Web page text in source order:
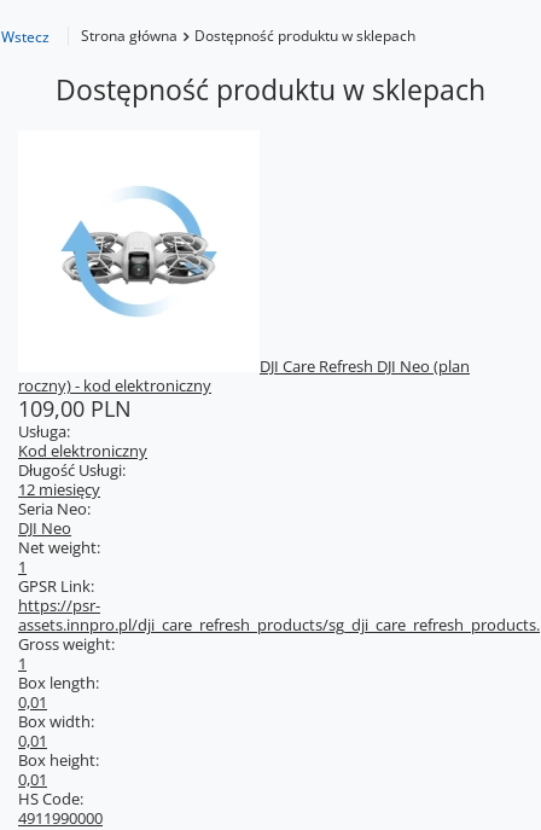
Wstecz Strona główna Dostępność produktu w sklepach
Dostępność produktu w sklepach
DJI Care Refresh DJI Neo (plan
roczny) - kod elektroniczny
109,00 PLN
Usługa:
Kod elektroniczny
Długość Usługi:
12 miesięcy
Seria Neo:
DJI Neo
Net weight:
1
GPSR Link:
https://psr-
assets.innpro.pl/dji_care_refresh_products/
Gross weight:
1
Box length:
0,01
Box width:
0,01
Box height:
0,01
HS Code:
4911990000